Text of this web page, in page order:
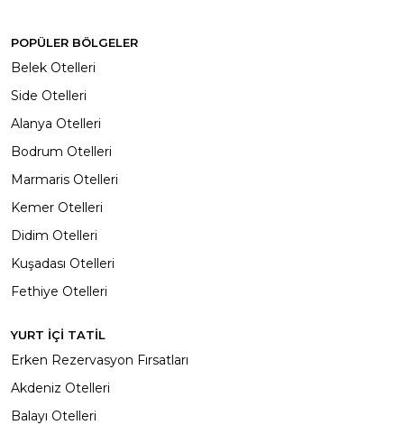
POPÜLER BÖLGELER
Belek Otelleri
Side Otelleri
Alanya Otelleri
Bodrum Otelleri
Marmaris Otelleri
Kemer Otelleri
Didim Otelleri
Kuşadası Otelleri
Fethiye Otelleri
YURT İÇİ TATİL
Erken Rezervasyon Fırsatları
Akdeniz Otelleri
Balayı Otelleri